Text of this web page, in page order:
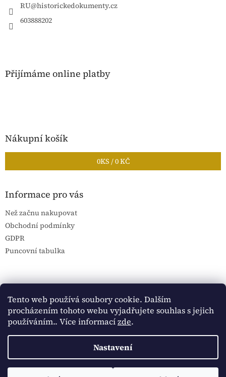
Tento web používá soubory cookie. Dalším
procházením tohoto webu vyjadřujete souhlas s jejich
používáním.. Více informacízde.
Nastavení
RU@historickedokumenty.cz
603888202
Přijímáme online platby
Nákupní košík
0KS /0 KČ
Informace pro vás
Než začnu nakupovat
Obchodní podmínky
GDPR
Puncovní tabulka
Copyright 2026Historické dokumenty. Všechna práva